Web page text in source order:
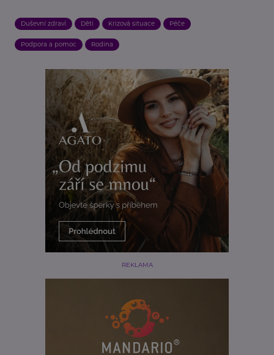
Duševní zdraví Děti Krizová situace Péče
Podpora a pomoc Rodina
REKLAMA